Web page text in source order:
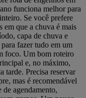
funciona melhor para
Se você prefere
em que a chuva é mais
capa de chuva e
fazer tudo em um
foco. Um bom roteiro
e, no máximo,
tarde. Precisa reservar
mas é recomendável
de agendamento,